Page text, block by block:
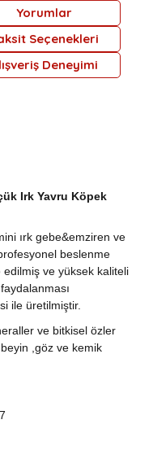
Yorumlar
Seçenekleri
Deneyimi
Irk Yavru Köpek
ırk gebe&emziren ve
beslenme
edilmiş ve yüksek kaliteli
ile üretilmiştir.
ve bitkisel özler
,göz ve kemik